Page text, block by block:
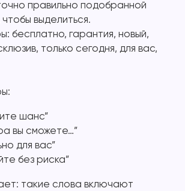
правильно подобранной
выделиться.
бесплатно, гарантия, новый,
только сегодня, для вас,
шанс”
вы сможете…”
для вас”
без риска”
такие слова включают